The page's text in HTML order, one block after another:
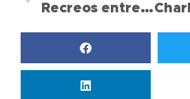
Recreos entretenidos Senda